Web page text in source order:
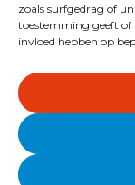
zoals surfgedrag of
toestemming geeft
invloed hebben op
Copyright ©